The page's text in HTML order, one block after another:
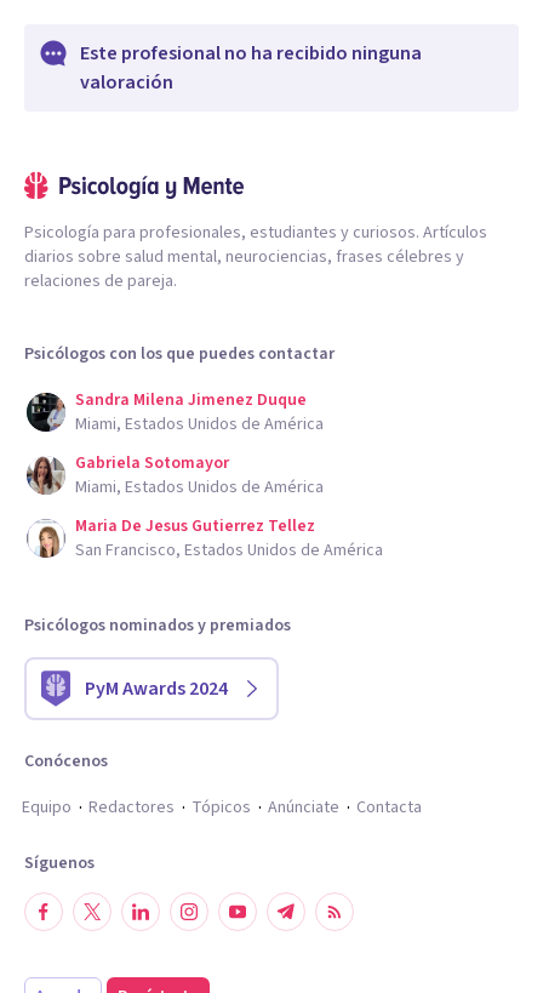
Este profesional no ha recibido ninguna
valoración
Psicología para profesionales, estudiantes y curiosos. Artículos
diarios sobre salud mental, neurociencias, frases célebres y
relaciones de pareja.
Psicólogos con los que puedes contactar
Sandra Milena Jimenez Duque
Miami, Estados Unidos de América
Gabriela Sotomayor
Miami, Estados Unidos de América
Maria De Jesus Gutierrez Tellez
San Francisco, Estados Unidos de América
Psicólogos nominados y premiados
PyM Awards 2024
Conócenos
Equipo
Redactores Tópicos Anúnciate Contacta
Síguenos